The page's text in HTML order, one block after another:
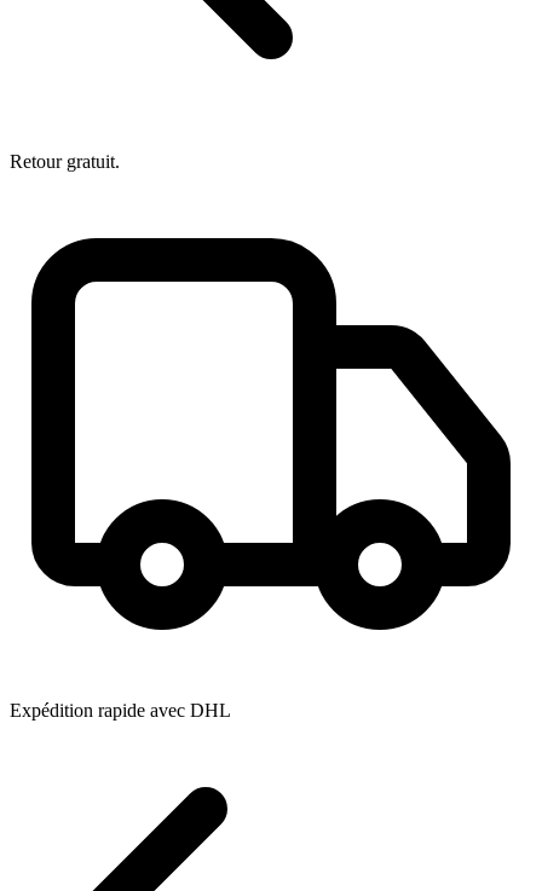
Retour gratuit.
Expédition rapide avec DHL